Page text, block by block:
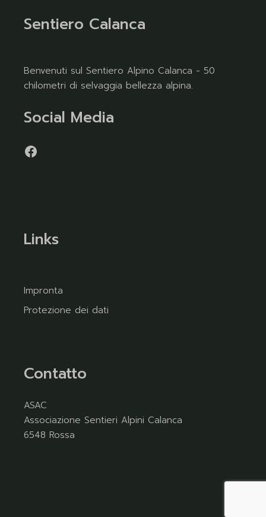
Sentiero Calanca
Benvenuti sul Sentiero Alpino Calanca - 50
chilometri di selvaggia bellezza alpina.
Social Media
Links
Impronta
Protezione dei dati
Contatto
ASAC
Associazione Sentieri Alpini Calanca
6548 Rossa